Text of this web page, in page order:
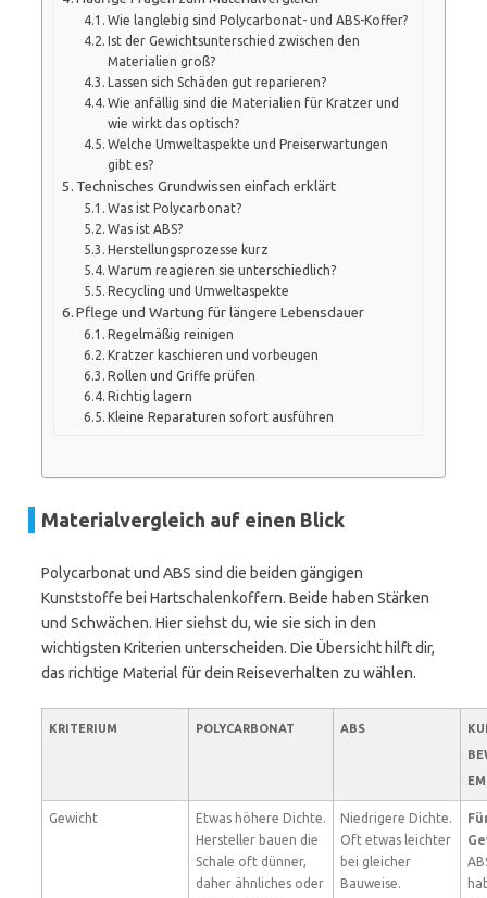
Wie langlebig sind Polycarbonat- und ABS-Koffer?
Ist der Gewichtsunterschied zwischen den
Materialien groß?
Lassen sich Schäden gut reparieren?
Wie anfällig sind die Materialien für Kratzer und
wie wirkt das optisch?
Welche Umweltaspekte und Preiserwartungen
gibt es?
Technisches Grundwissen einfach erklärt
Was ist Polycarbonat?
Was ist ABS?
Herstellungsprozesse kurz
Warum reagieren sie unterschiedlich?
Recycling und Umweltaspekte
Pflege und Wartung für längere Lebensdauer
Regelmäßig reinigen
Kratzer kaschieren und vorbeugen
Rollen und Griffe prüfen
Richtig lagern
Kleine Reparaturen sofort ausführen
Materialvergleich auf einen Blick
Polycarbonat und ABS sind die beiden gängigen
Kunststoffe bei Hartschalenkoffern. Beide haben Stärken
und Schwächen. Hier siehst du, wie sie sich in den
wichtigsten Kriterien unterscheiden. Die Übersicht hilft dir,
das richtige Material für dein Reiseverhalten zu wählen.
KRITERIUM POLYCARBONAT ABS
Gewicht
Etwas höhere Dichte.
Hersteller bauen die
Schale oft dünner,
daher ähnliches oder
Niedrigere Dichte.
Oft etwas leichter
bei gleicher
Bauweise.